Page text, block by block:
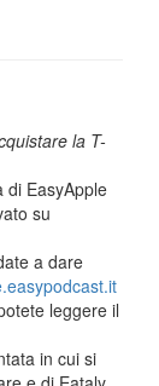
la T-
di EasyApple
su
a dare
leggere il
in cui si